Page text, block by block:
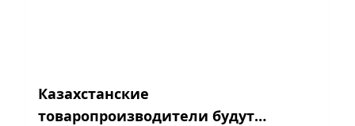
Казахстанские
товаропроизводители будут